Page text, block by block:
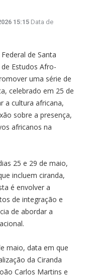
15:15 Data de
de Santa
Estudos Afro-
uma série de
celebrado em 25 de
a cultura africana,
sobre a presença,
africanos na
25 e 29 de maio,
incluem ciranda,
é envolver a
de integração e
de abordar a
maio, data em que
da Ciranda
Carlos Martins e